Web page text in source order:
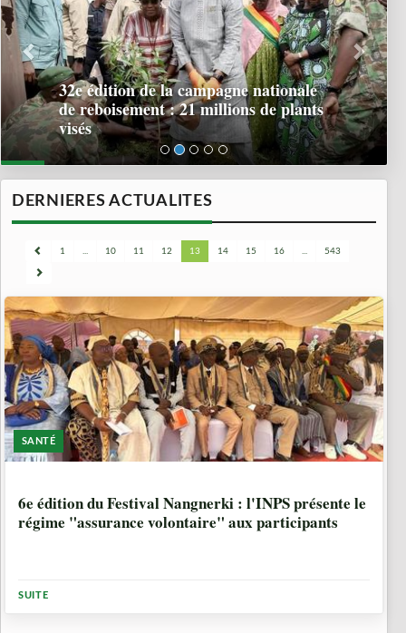
32e édition de la campagne nationale
de reboisement : 21 millions de plants
visés
DERNIERES ACTUALITES
1 ... 10 11 12 13 14 15 16 ... 543
SANTÉ
6e édition du Festival Nangnerki : l'INPS présente le
régime "assurance volontaire" aux participants
SUITE